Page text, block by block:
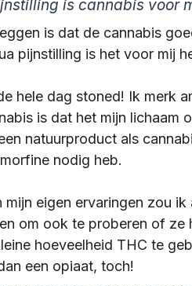
is cannabis voor
is dat de cannabis
pijnstilling is het voor mij
hele dag stoned! Ik merk
is dat het mijn lichaam
natuurproduct als
nodig heb.
mijn eigen ervaringen zou
om ook te proberen of ze
hoeveelheid THC te
een opiaat, toch!